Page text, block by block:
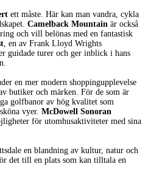
ett måste. Här kan man vandra, cykla
Camelback Mountainär också
och vill belönas med en fantastisk
, en av Frank Lloyd Wrights
guidade turer och ger inblick i hans
en mer modern shoppingupplevelse
butiker och märken. För de som är
golfbanor av hög kvalitet som
vyer. McDowell Sonoran
för utomhusaktiviteter med sina
en blandning av kultur, natur och
det till en plats som kan tilltala en